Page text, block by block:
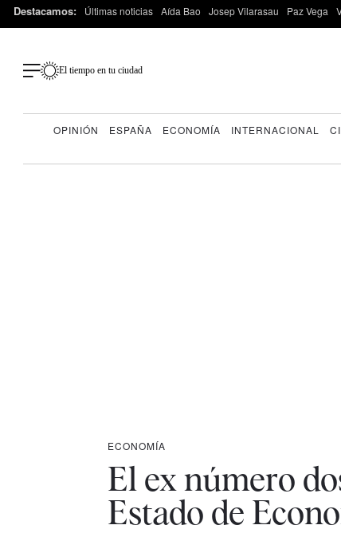
Destacamos: Últimas noticias Aída Bao Josep Vilarasau Paz Vega
El tiempo en tu ciudad
OPINIÓN ESPAÑA ECONOMÍA INTERNACIONAL
ECONOMÍA
El ex número
Estado de